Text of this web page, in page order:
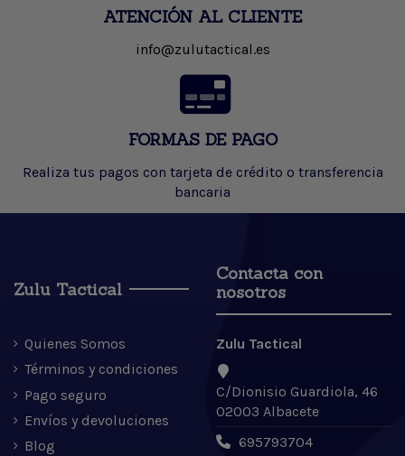
ATENCIÓN AL CLIENTE
info@zulutactical.es
FORMAS DE PAGO
Realiza tus pagos con tarjeta de crédito o transferencia
bancaria
Zulu Tactical
Quienes Somos
Términos y condiciones
Pago seguro
Envíos y devoluciones
Blog
Contacta con
nosotros
Zulu Tactical
C/Dionisio Guardiola, 46
02003 Albacete
695793704